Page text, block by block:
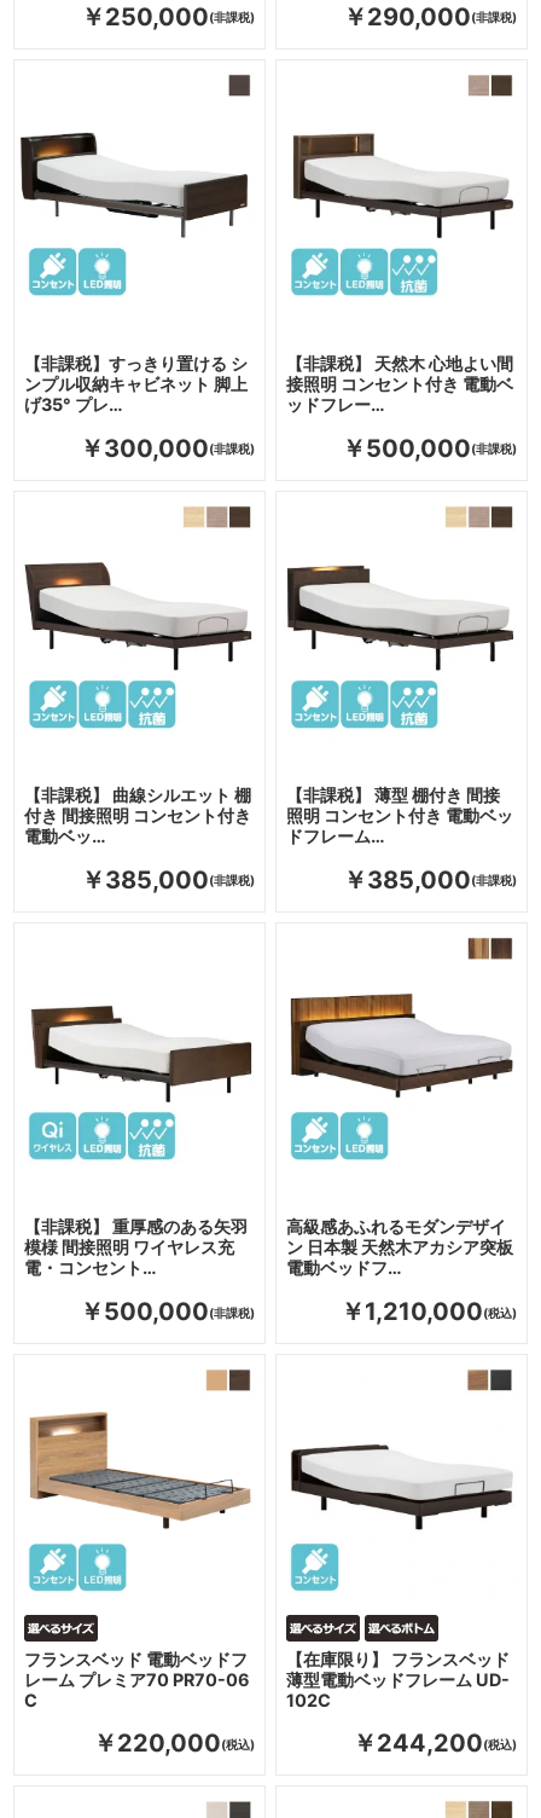
￥250,000 ￥290,000
【非課税】すっきり置ける シ
ンプル収納キャビネット 脚上
げ35° プレ…
￥300,000
【非課税】 天然木 心地よい間
接照明 コンセント付き 電動ベ
ッドフレー…
￥500,000
【非課税】 曲線シルエット 棚
付き 間接照明 コンセント付き
電動ベッ…
￥385,000
【非課税】 薄型 棚付き 間接
照明 コンセント付き 電動ベッ
ドフレーム…
￥385,000
【非課税】 重厚感のある矢羽
模様 間接照明 ワイヤレス充
電・コンセント…
￥500,000
高級感あふれるモダンデザイ
ン 日本製 天然木アカシア突板
電動ベッドフ…
￥1,210,000
フランスベッド 電動ベッドフ
レーム プレミア70 PR70-06
C
￥220,000
【在庫限り】 フランスベッド
薄型電動ベッドフレーム UD-
102C
￥244,200